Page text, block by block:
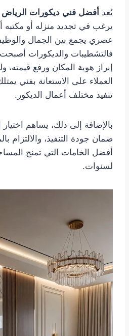
يُعد أفضل فني ديكورات الرياض
يرغب في تجديد منزله أو مكتبه
عصري يجمع بين الجمال
فالتشطيبات والديكورات
إبراز هوية المكان ورفع
العملاء على الاستعانة بفني
تنفيذ مختلف أعمال الديكور.
بالإضافة إلى ذلك، يساهم
ضمان جودة التنفيذ، والالتزام
أفضل الخامات التي تمنح
لسنوات.